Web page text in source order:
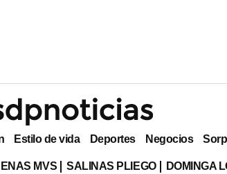
Estilo de vida Deportes Negocios
MVS SALINAS PLIEGO DOMINGA